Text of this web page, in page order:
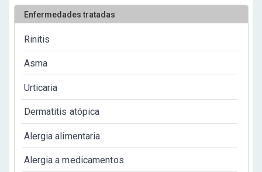
Enfermedades tratadas
Rinitis
Asma
Urticaria
Dermatitis atópica
Alergia alimentaria
Alergia a medicamentos